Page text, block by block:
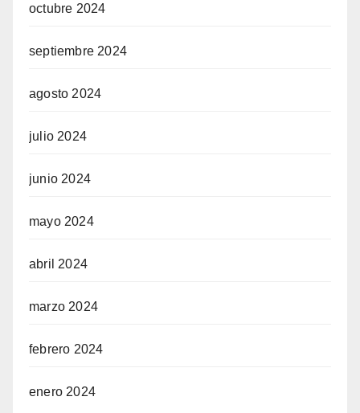
octubre 2024
septiembre 2024
agosto 2024
julio 2024
junio 2024
mayo 2024
abril 2024
marzo 2024
febrero 2024
enero 2024